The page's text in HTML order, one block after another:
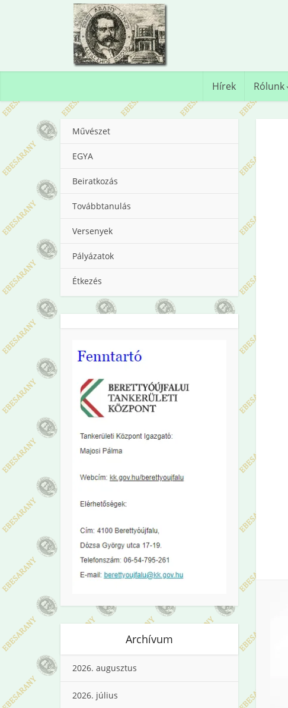
Hírek Rólunk
Művészet
EGYA
Beiratkozás
Továbbtanulás
Versenyek
Pályázatok
Étkezés
Archívum
2026. augusztus
2026. július